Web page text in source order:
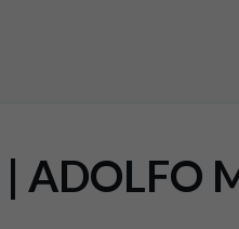
ADOLFO